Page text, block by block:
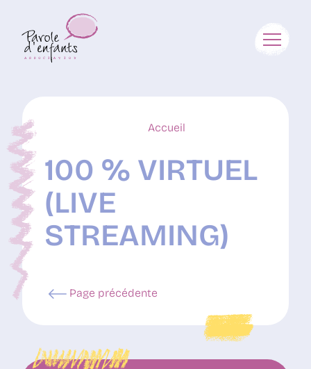
Accueil
100 % VIRTUEL
(LIVE
STREAMING)
Page précédente